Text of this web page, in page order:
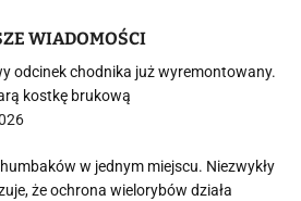
WIADOMOŚCI
odcinek chodnika już wyremontowany.
kostkę brukową
w jednym miejscu. Niezwykły
że ochrona wielorybów działa